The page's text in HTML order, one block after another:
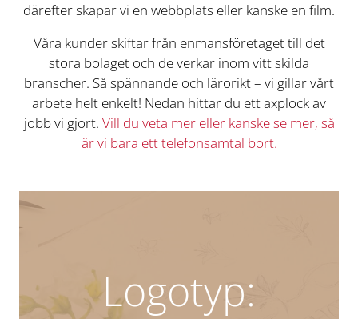
därefter skapar vi en webbplats eller kanske en film.
Våra kunder skiftar från enmansföretaget till det
stora bolaget och de verkar inom vitt skilda
branscher. Så spännande och lärorikt – vi gillar vårt
arbete helt enkelt! Nedan hittar du ett axplock av
jobb vi gjort. Vill du veta mer eller kanske se mer, så
är vi bara ett telefonsamtal bort.
Logotyp: